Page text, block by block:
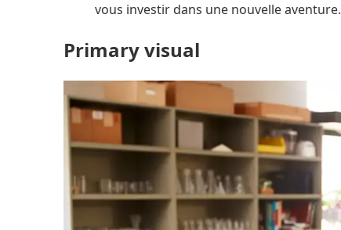
vous investir dans une nouvelle aventure.
Primary visual